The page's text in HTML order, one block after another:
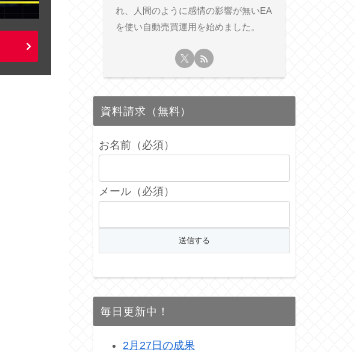
れ、人間のように感情の影響が無いEA
を使い自動売買運用を始めました。
資料請求（無料）
お名前（必須）
メール（必須）
毎日更新中！
2月27日の成果